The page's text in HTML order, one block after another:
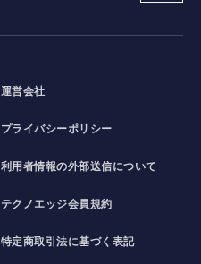
運営会社
プライバシーポリシー
利用者情報の外部送信について
テクノエッジ会員規約
特定商取引法に基づく表記